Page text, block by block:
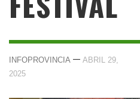
INFOPROVINCIA — ABRIL 29,
2025